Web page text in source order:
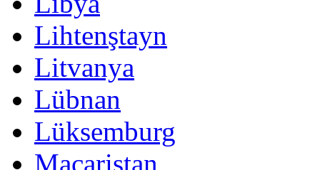
Lihtenştayn
Litvanya
Lübnan
Lüksemburg
Macaristan